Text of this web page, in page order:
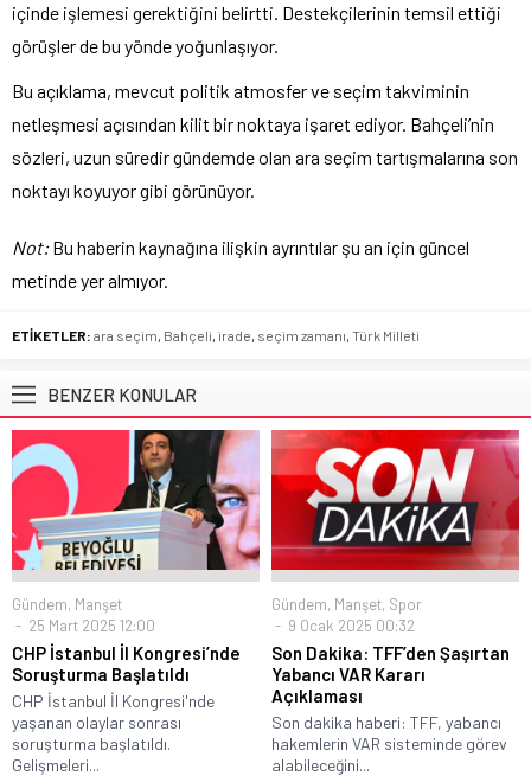
içinde işlemesi gerektiğini belirtti. Destekçilerinin temsil ettiği
görüşler de bu yönde yoğunlaşıyor.
Bu açıklama, mevcut politik atmosfer ve seçim takviminin
netleşmesi açısından kilit bir noktaya işaret ediyor. Bahçeli’nin
sözleri, uzun süredir gündemde olan ara seçim tartışmalarına son
noktayı koyuyor gibi görünüyor.
Not:Bu haberin kaynağına ilişkin ayrıntılar şu an için güncel
metinde yer almıyor.
ETİKETLER: ara seçim, Bahçeli, irade, seçim zamanı, Türk Milleti
BENZER KONULAR
Gündem, Manşet
25 Mart 2025 12:00
CHP İstanbul İl Kongresi’nde
Soruşturma Başlatıldı
CHP İstanbul İl Kongresi'nde
yaşanan olaylar sonrası
soruşturma başlatıldı.
Gelişmeleri...
Gündem, Manşet, Spor
9 Ocak 2025 00:32
Son Dakika: TFF’den Şaşırtan
Yabancı VAR Kararı
Açıklaması
Son dakika haberi: TFF, yabancı
hakemlerin VAR sisteminde görev
alabileceğini...